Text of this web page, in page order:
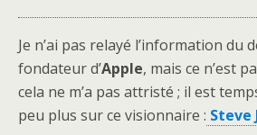
Je n’ai pas relayé l’information du
fondateur d’Apple, mais ce n’est
cela ne m’a pas attristé ; il est
peu plus sur ce visionnaire : Steve